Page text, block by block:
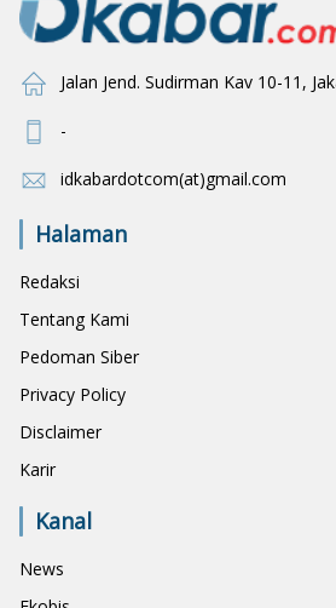
Jalan Jend. Sudirman Kav 10-11,
-
idkabardotcom(at)gmail.com
Halaman
Redaksi
Tentang Kami
Pedoman Siber
Privacy Policy
Disclaimer
Karir
Kanal
News